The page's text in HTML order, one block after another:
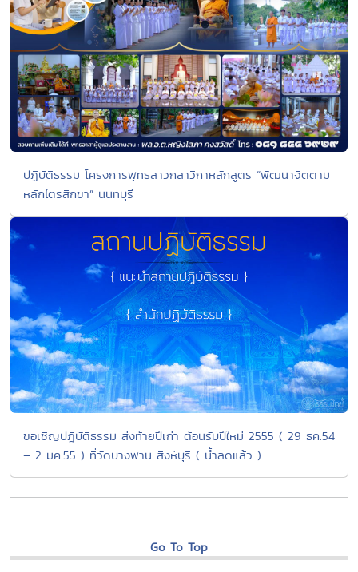
ปฏิบัติธรรม โครงการพุทธสาวกสาวิกาหลักสูตร “พัฒนาจิตตาม
หลักไตรสิกขา” นนทบุรี
ขอเชิญปฎิบัติธรรม ส่งท้ายปีเก่า ต้อนรับปีใหม่ 2555 ( 29 ธค.54
– 2 มค.55 ) ที่วัดบางพาน สิงห์บุรี ( น้ำลดแล้ว )
Go To Top